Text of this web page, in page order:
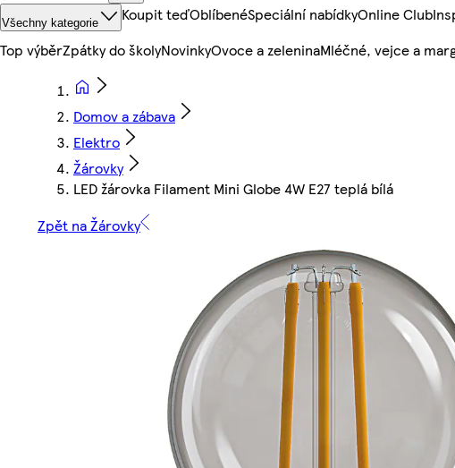
Všechny kategorie Koupit teďOblíbenéSpeciální nabídkyOnline Club
Top výběrZpátky do školyNovinkyOvoce a zeleninaMléčné, vejce a
Domov a zábava
Elektro
Žárovky
LED žárovka Filament Mini Globe 4W E27 teplá bílá
Zpět na Žárovky